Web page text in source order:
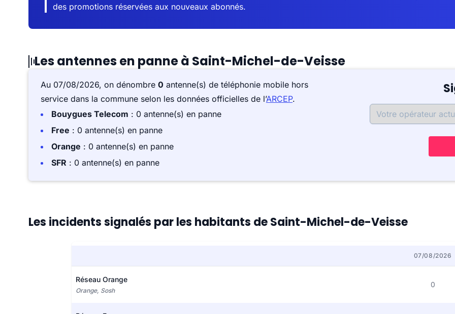
des promotions réservées aux nouveaux abonnés.
Les antennes en panne à Saint-Michel-de-Veisse
Au 07/08/2026, on dénombre 0 antenne(s) de téléphonie mobile hors
service dans la commune selon les données officielles de l’ARCEP.
Bouygues Telecom : 0 antenne(s) en panne
Free : 0 antenne(s) en panne
Orange : 0 antenne(s) en panne
SFR : 0 antenne(s) en panne
Les incidents signalés par les habitants de Saint-Michel-de-Veisse
07/08/2026
Réseau Orange
Orange, Sosh
0